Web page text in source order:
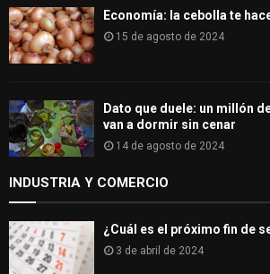
Economía: la cebolla te
15 de agosto de 2024
Dato que duele: un millón
van a dormir sin cenar
14 de agosto de 2024
INDUSTRIA Y COMERCIO
¿Cuál es el próximo fin de
3 de abril de 2024